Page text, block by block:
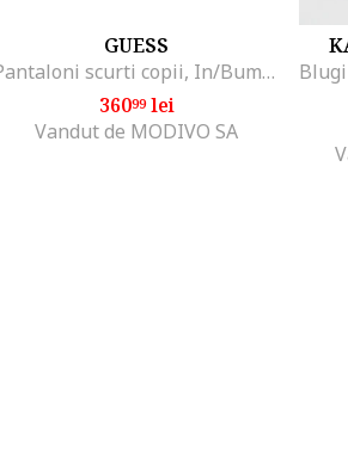
GUESS
Pantaloni scurti copii, In/Bumbac, Alb
36099lei
Vandut de MODIVO SA